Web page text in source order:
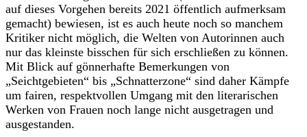
auf dieses Vorgehen bereits 2021 öffentlich aufmerksam
gemacht) bewiesen, ist es auch heute noch so manchem
Kritiker nicht möglich, die Welten von Autorinnen auch
nur das kleinste bisschen für sich erschließen zu können.
Mit Blick auf gönnerhafte Bemerkungen von
„Seichtgebieten“ bis „Schnatterzone“ sind daher Kämpfe
um fairen, respektvollen Umgang mit den literarischen
Werken von Frauen noch lange nicht ausgetragen und
ausgestanden.